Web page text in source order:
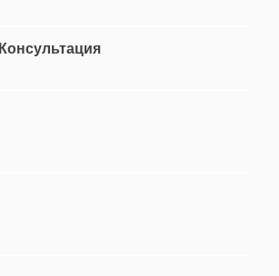
Консультация